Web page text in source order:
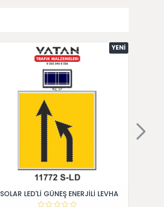
YENI
SOLAR LED'Lİ GÜNEŞ ENERJİLİ LEVHA